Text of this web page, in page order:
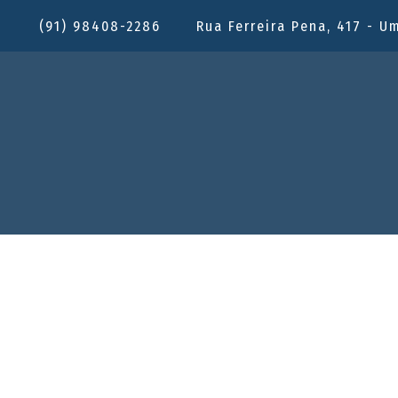
(91) 98408-2286 Rua Ferreira Pena, 417 -